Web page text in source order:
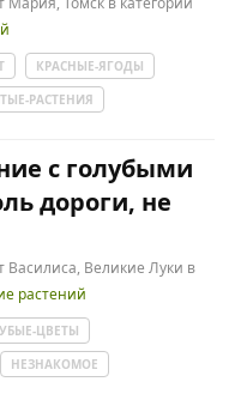
КРАСНЫЕ-ЯГОДЫ
РАСТЕНИЯ
с голубыми
дороги, не
Василиса, Великие Луки в
растений
ЦВЕТЫ
НЕЗНАКОМОЕ